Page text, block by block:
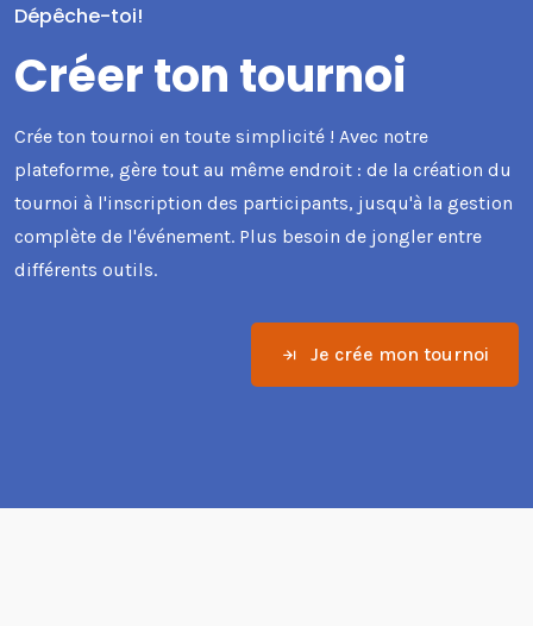
Dépêche-toi!
Créer ton tournoi
Crée ton tournoi en toute simplicité ! Avec notre
plateforme, gère tout au même endroit : de la création du
tournoi à l'inscription des participants, jusqu'à la gestion
complète de l'événement. Plus besoin de jongler entre
différents outils.
Je crée mon tournoi